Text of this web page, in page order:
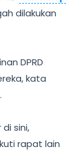
dilakukan
DPRD
kata
sini,
rapat lain